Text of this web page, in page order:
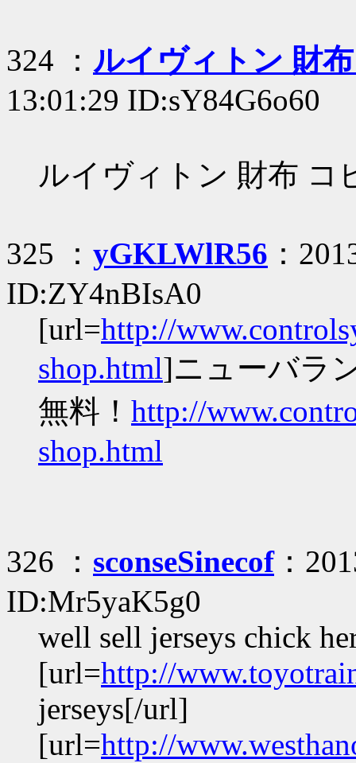
324 ： ルイヴィトン 財
13:01:29 ID:sY84G6o60
ルイヴィトン 財布 コ
325 ： yGKLWlR56 ：
ID:ZY4nBIsA0
[url=http://
shop.html]ニューバラ
無料！ http://
shop.html
326 ： sconseSinecof：
ID:Mr5yaK5g0
well sell jerseys chick
[url=http://
jerseys[/url]
[url=http://